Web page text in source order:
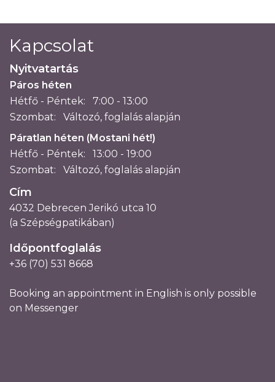
Kapcsolat
Nyitvatartás
Páros héten
Hétfő - Péntek:
7:00 - 13:00
Szombat:
Változó, foglalás alapján
Páratlan héten (Mostani hét!)
Hétfő - Péntek:
13:00 - 19:00
Szombat:
Változó, foglalás alapján
Cím
4032 Debrecen Jerikó utca 10
(a Szépségpatikában)
Időpontfoglalás
+36 (70) 531 8668
Booking an appointment in English is only possible
on Messenger